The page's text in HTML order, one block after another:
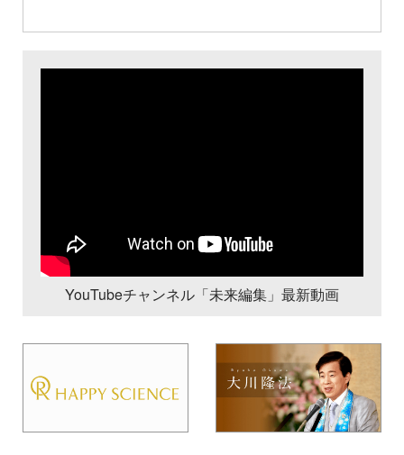
YouTubeチャンネル「未来編集」最新動画